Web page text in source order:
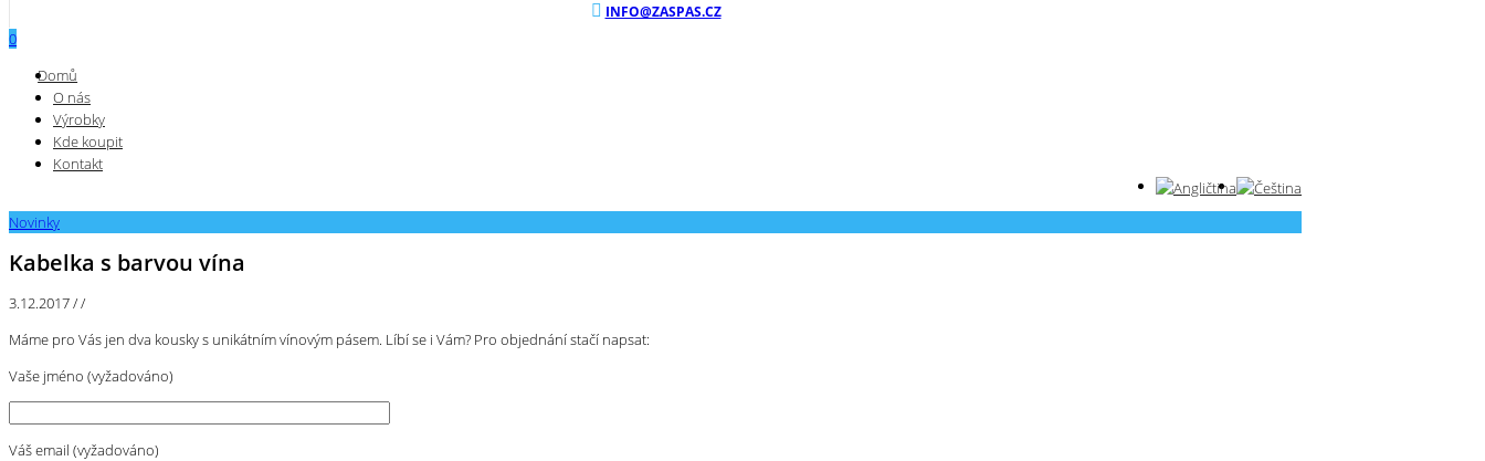
INFO@ZASPAS.CZ
0
Domů
O nás
Výrobky
Kde koupit
Kontakt
Novinky
Kabelka s barvou vína
3.12.2017//
Máme pro Vás jen dva kousky s unikátním vínovým pásem. Líbí se i Vám? Pro objednání stačí napsat:
Vaše jméno (vyžadováno)
Váš email (vyžadováno)